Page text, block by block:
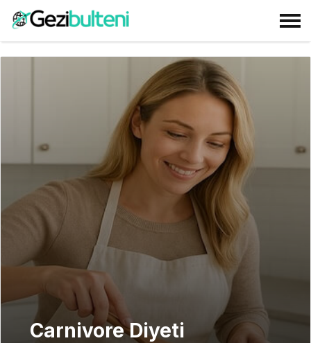
Carnivore Diyeti